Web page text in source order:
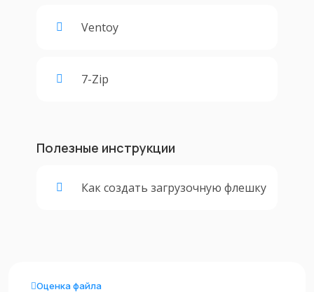
Ventoy
7-Zip
Полезные инструкции
Как создать загрузочную флешку
Оценка файла